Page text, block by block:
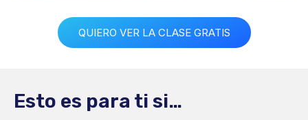
QUIERO VER LA CLASE GRATIS
Esto es para ti si…